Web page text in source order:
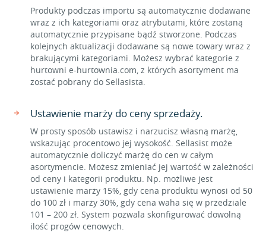
Produkty podczas importu są automatycznie dodawane
wraz z ich kategoriami oraz atrybutami, które zostaną
automatycznie przypisane bądź stworzone. Podczas
kolejnych aktualizacji dodawane są nowe towary wraz z
brakującymi kategoriami. Możesz wybrać kategorie z
hurtowni e-hurtownia.com, z których asortyment ma
zostać pobrany do Sellasista.
Ustawienie marży do ceny sprzedaży.
W prosty sposób ustawisz i narzucisz własną marżę,
wskazując procentowo jej wysokość. Sellasist może
automatycznie doliczyć marżę do cen w całym
asortymencie. Możesz zmieniać jej wartość w zależności
od ceny i kategorii produktu. Np. możliwe jest
ustawienie marży 15%, gdy cena produktu wynosi od 50
do 100 zł i marży 30%, gdy cena waha się w przedziale
101 – 200 zł. System pozwala skonfigurować dowolną
ilość progów cenowych.